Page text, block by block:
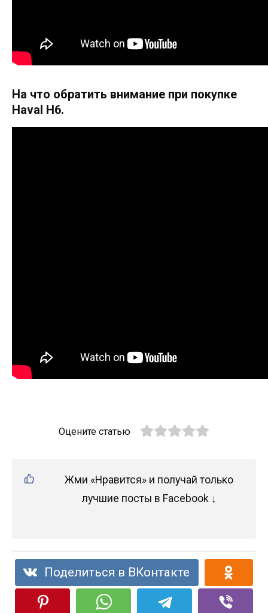
На что обратить внимание при покупке
Haval H6.
Оцените статью
Жми «Нравится» и получай только
лучшие посты в Facebook ↓
Поделиться в ВКонтакте